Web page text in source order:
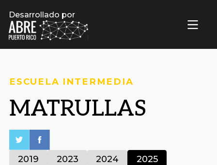
Desarrollado por
ESCUELA INTERMEDIA
MATRULLAS
2019 2023 2024 2025